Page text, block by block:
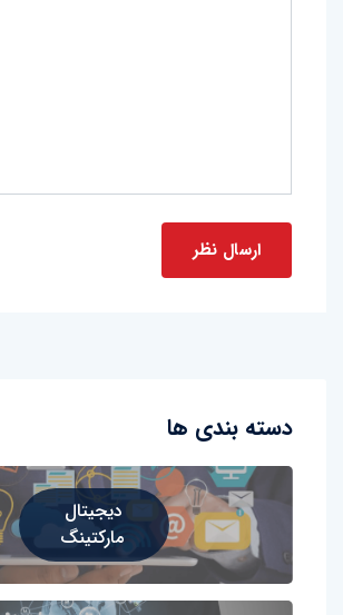
دسته بندی ها
دیجیتال
مارکتینگ